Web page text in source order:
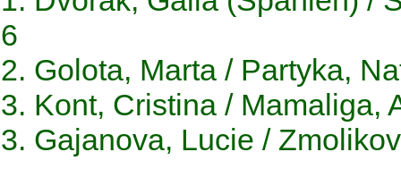
6
2. Golota, Marta / Partyka,
3. Kont, Cristina / Mamaliga,
3. Gajanova, Lucie /